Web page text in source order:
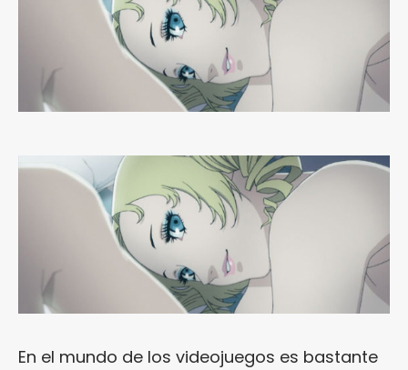
En el mundo de los videojuegos es bastante